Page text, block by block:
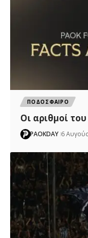
ΠΟΔΟΣΦΑΙΡΟ
Oι αριθμοί
PAOKDAY 6